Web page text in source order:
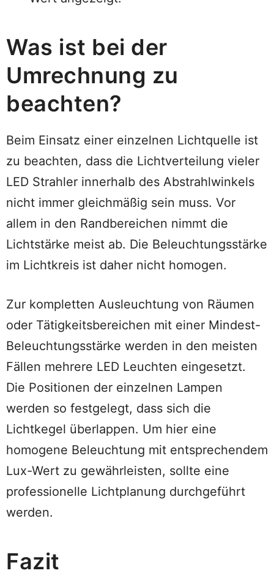
Was ist bei der
Umrechnung zu
beachten?
Beim Einsatz einer einzelnen Lichtquelle ist
zu beachten, dass die Lichtverteilung vieler
LED Strahler innerhalb des Abstrahlwinkels
nicht immer gleichmäßig sein muss. Vor
allem in den Randbereichen nimmt die
Lichtstärke meist ab. Die Beleuchtungsstärke
im Lichtkreis ist daher nicht homogen.
Zur kompletten Ausleuchtung von Räumen
oder Tätigkeitsbereichen mit einer Mindest-
Beleuchtungsstärke werden in den meisten
Fällen mehrere LED Leuchten eingesetzt.
Die Positionen der einzelnen Lampen
werden so festgelegt, dass sich die
Lichtkegel überlappen. Um hier eine
homogene Beleuchtung mit entsprechendem
Lux-Wert zu gewährleisten, sollte eine
professionelle Lichtplanung durchgeführt
werden.
Fazit